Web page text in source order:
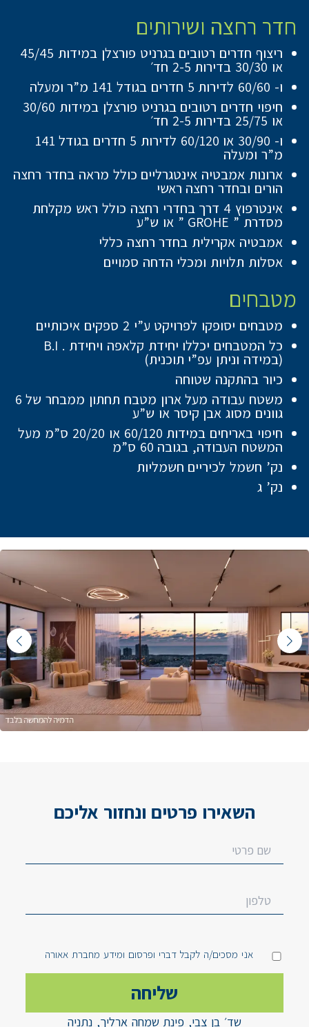
חדר רחצה ושירותים
ריצוף חדרים רטובים בגרניט פורצלן במידות 45/45
או 30/30 בדירות 2-5 חד׳
ו- 60/60 לדירות 5 חדרים בגודל 141 מ”ר ומעלה
חיפוי חדרים רטובים בגרניט פורצלן במידות 30/60
או 25/75 בדירות 2-5 חד׳
ו- 30/90 או 60/120 לדירות 5 חדרים בגודל 141
מ”ר ומעלה
ארונות אמבטיה אינטגרליים כולל מראה בחדר רחצה
הורים ובחדר רחצה ראשי
אינטרפוץ 4 דרך בחדרי רחצה כולל ראש מקלחת
מסדרת ” GROHE ” או ש”ע
אמבטיה אקרילית בחדר רחצה כללי
אסלות תלויות ומכלי הדחה סמויים
מטבחים
מטבחים יסופקו לפרויקט ע”י 2 ספקים איכותיים
כל המטבחים יכללו יחידת קלאפה ויחידת . B.I
(במידה וניתן עפ”י תוכנית)
כיור בהתקנה שטוחה
משטח עבודה מעל ארון מטבח תחתון ממבחר של 6
גוונים מסוג אבן קיסר או ש”ע
חיפוי באריחים במידות 60/120 או 20/20 ס”מ מעל
המשטח העבודה, בגובה 60 ס”מ
נק’ חשמל לכיריים חשמליות
נק’ ג
Featured Content Slider
השאירו פרטים ונחזור אליכם
אני מסכים/ה לקבל דברי ופרסום ומידע מחברת אאורה
שד׳ בן צבי, פינת שמחה ארליך, נתניה